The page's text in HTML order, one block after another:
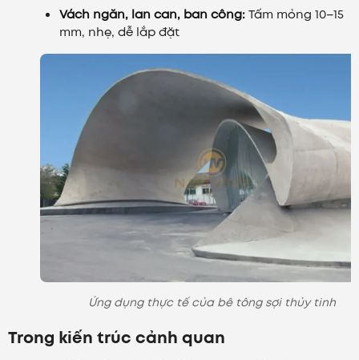
Vách ngăn, lan can, ban công:Tấm mỏng 10–15
mm, nhẹ, dễ lắp đặt
Ứng dụng thực tế của bê tông sợi thủy tinh
Trong kiến trúc cảnh quan